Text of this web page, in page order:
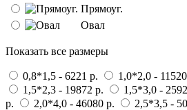
Прямоуг.
Овал
Показать все размеры
0,8*1,5 - 6221 р. 1,0*2,0 -
1,5*2,3 - 19872 р.
1,5*3,0 -
р.
2,0*4,0 - 46080 р. 2,5*3,5 -